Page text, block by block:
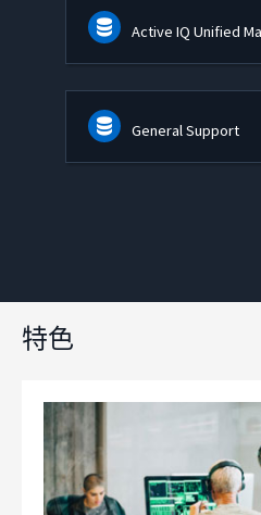
Active IQ Unified
General Support
特色